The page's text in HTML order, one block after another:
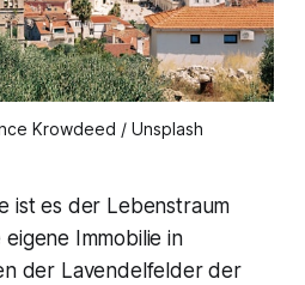
Krowdeed / Unsplash
ist es der Lebenstraum
Immobilie in
der Lavendelfelder der